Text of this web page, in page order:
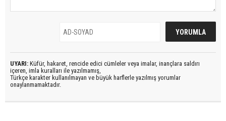
UYARI: Küfür, hakaret, rencide edici cümleler veya imalar, inançlara saldırı
içeren, imla kuralları ile yazılmamış,
Türkçe karakter kullanılmayan ve büyük harflerle yazılmış yorumlar
onaylanmamaktadır.